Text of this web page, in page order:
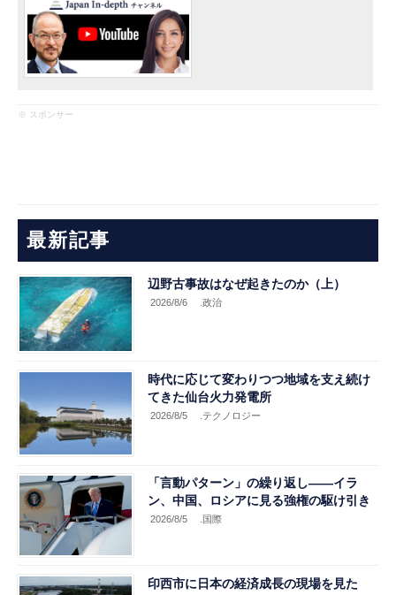
※ スポンサー
最新記事
辺野古事故はなぜ起きたのか（上）
2026/8/6 .政治
時代に応じて変わりつつ地域を支え続け
てきた仙台火力発電所
2026/8/5 .テクノロジー
「言動パターン」の繰り返し――イラ
ン、中国、ロシアに見る強権の駆け引き
2026/8/5 .国際
印西市に日本の経済成長の現場を見た